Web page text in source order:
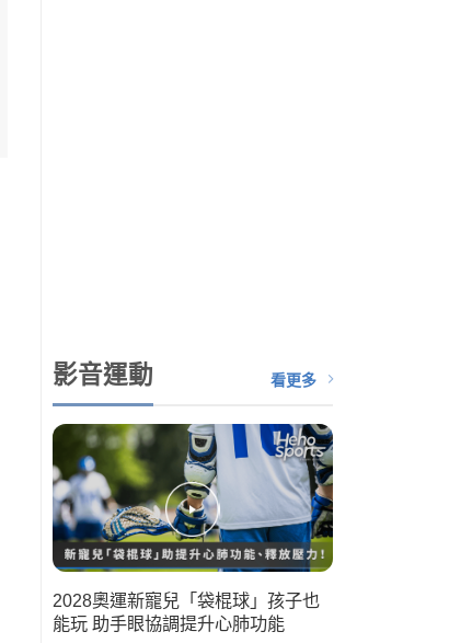
影音運動 看更多
2028奧運新寵兒「袋棍球」孩子也
能玩 助手眼協調提升心肺功能